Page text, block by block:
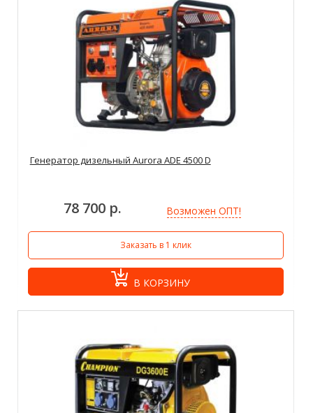
Генератор дизельный Aurora ADE 4500 D
78 700 р. Возможен ОПТ!
Заказать в 1 клик
В КОРЗИНУ